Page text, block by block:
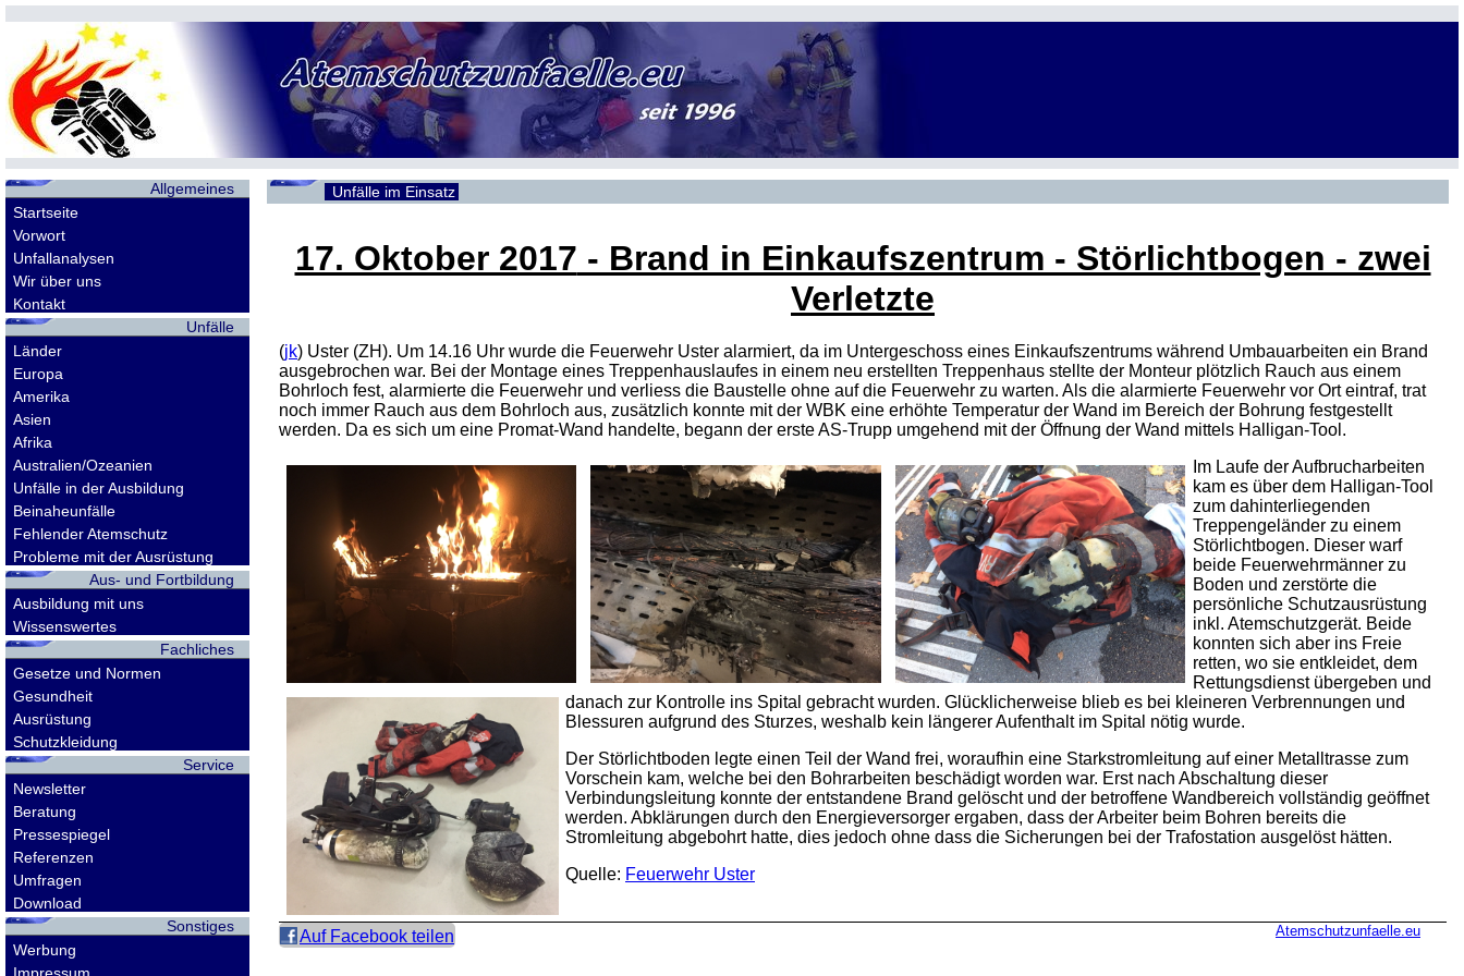
Allgemeines
Startseite
Vorwort
Unfallanalysen
Wir über uns
Kontakt
Unfälle
Länder
Europa
Amerika
Asien
Afrika
Australien/Ozeanien
Unfälle in der Ausbildung
Beinaheunfälle
Fehlender Atemschutz
Probleme mit der Ausrüstung
Aus- und Fortbildung
Ausbildung mit uns
Wissenswertes
Fachliches
Gesetze und Normen
Gesundheit
Ausrüstung
Schutzkleidung
Service
Newsletter
Beratung
Pressespiegel
Referenzen
Umfragen
Download
Sonstiges
Werbung
Unfälle im Einsatz
17. Oktober 2017 - Brand in Einkaufszentrum - Störlichtbogen - zwei
Verletzte
(jk) Uster (ZH). Um 14.16 Uhr wurde die Feuerwehr Uster alarmiert, da im Untergeschoss eines Einkaufszentrums während Umbauarbeiten ein Brand
ausgebrochen war. Bei der Montage eines Treppenhauslaufes in einem neu erstellten Treppenhaus stellte der Monteur plötzlich Rauch aus einem
Bohrloch fest, alarmierte die Feuerwehr und verliess die Baustelle ohne auf die Feuerwehr zu warten. Als die alarmierte Feuerwehr vor Ort eintraf, trat
noch immer Rauch aus dem Bohrloch aus, zusätzlich konnte mit der WBK eine erhöhte Temperatur der Wand im Bereich der Bohrung festgestellt
werden. Da es sich um eine Promat-Wand handelte, begann der erste AS-Trupp umgehend mit der Öffnung der Wand mittels Halligan-Tool.
Im Laufe der Aufbrucharbeiten
kam es über dem Halligan-Tool
zum dahinterliegenden
Treppengeländer zu einem
Störlichtbogen. Dieser warf
beide Feuerwehrmänner zu
Boden und zerstörte die
persönliche Schutzausrüstung
inkl. Atemschutzgerät. Beide
konnten sich aber ins Freie
retten, wo sie entkleidet, dem
Rettungsdienst übergeben und
danach zur Kontrolle ins Spital gebracht wurden. Glücklicherweise blieb es bei kleineren Verbrennungen und
Blessuren aufgrund des Sturzes, weshalb kein längerer Aufenthalt im Spital nötig wurde.
Der Störlichtboden legte einen Teil der Wand frei, woraufhin eine Starkstromleitung auf einer Metalltrasse zum
Vorschein kam, welche bei den Bohrarbeiten beschädigt worden war. Erst nach Abschaltung dieser
Verbindungsleitung konnte der entstandene Brand gelöscht und der betroffene Wandbereich vollständig geöffnet
werden. Abklärungen durch den Energieversorger ergaben, dass der Arbeiter beim Bohren bereits die
Stromleitung abgebohrt hatte, dies jedoch ohne dass die Sicherungen bei der Trafostation ausgelöst hätten.
Quelle: Feuerwehr Uster
Auf Facebook teilen Atemschutzunfaelle.eu